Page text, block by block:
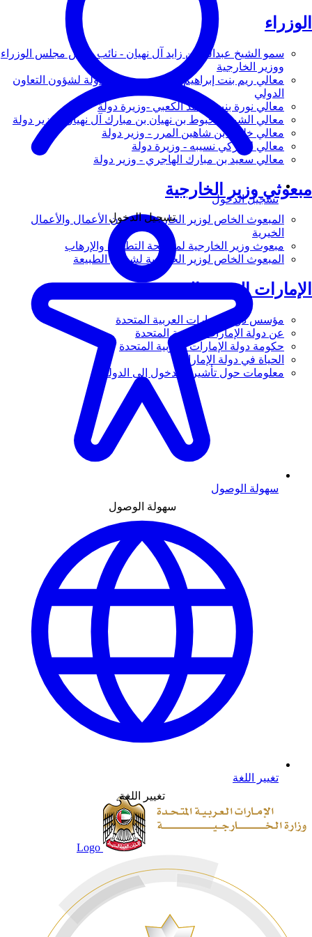
الوزراء
سمو الشيخ عبدالله بن زايد آل نهيان - نائب رئيس مجلس الوزراء
ووزير الخارجية
معالي ريم بنت إبراهيم الهاشمي - وزيرة دولة لشؤون التعاون
الدولي
معالي نورة بنت محمد الكعبي -وزيرة دولة
معالي الشيخ شخبوط بن نهيان بن مبارك آل نهيان - وزير دولة
معالي خليفة بن شاهين المرر - وزير دولة
معالي لانا زكي نسيبه - وزيرة دولة
معالي سعيد بن مبارك الهاجري - وزير دولة
مبعوثي وزير الخارجية
المبعوث الخاص لوزير الخارجية لشؤون الأعمال والأعمال
الخيرية
مبعوث وزير الخارجية لمكافحة التطرف والإرهاب
المبعوث الخاص لوزير الخارجية لشؤون الطبيعة
الإمارات العربية المتحدة
مؤسس دولة الإمارات العربية المتحدة
عن دولة الإمارات العربية المتحدة
حكومة دولة الإمارات العربية المتحدة
الحياة في دولة الإمارات
معلومات حول تأشيرة الدخول إلى الدولة
تسجيل الدخول
تسجيل الدخول
سهولة الوصول
سهولة الوصول
تغيير اللغة
تغيير اللغة
Logo